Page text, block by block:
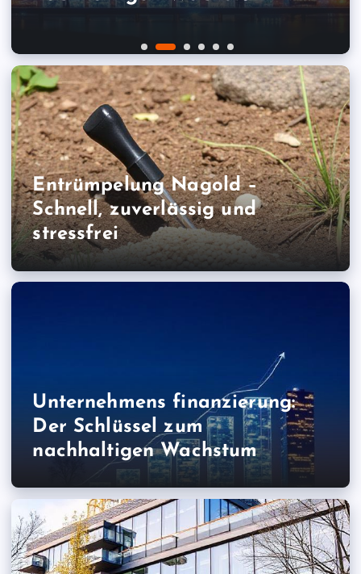
Entrümpelung Nagold –
Schnell, zuverlässig und
stressfrei
Unternehmens finanzierung:
Der Schlüssel zum
nachhaltigen Wachstum